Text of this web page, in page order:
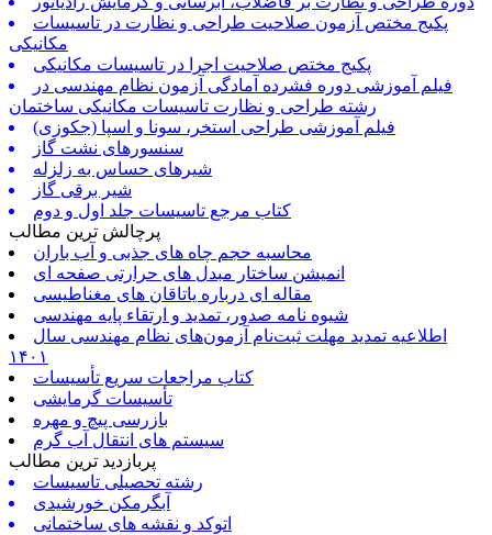
پکیج مختص آزمون صلاحیت طراحی و نظارت در تاسیسات
مکانیکی
پکیج مختص صلاحیت اجرا در تاسیسات مکانیکی
فیلم آموزشی دوره فشرده آمادگی آزمون نظام مهندسی در
رشته طراحی و نظارت تاسیسات مکانیکی ساختمان
فیلم آموزشی طراحی استخر، سونا و اسپا (جکوزی)
سنسورهای نشت گاز
شیرهای حساس به زلزله
شیر برقی گاز
کتاب مرجع تاسیسات جلد اول و دوم
پرچالش ترین مطالب
محاسبه حجم چاه های جذبی و آب باران
انمیشن ساختار مبدل های حرارتی صفحه ای
مقاله ای درباره یاتاقان های مغناطیسی
شیوه نامه صدور، تمدید و ارتقاء پایه مهندسی
اطلاعیه تمدید مهلت ثبت‌نام آزمون‌های نظام مهندسی سال
۱۴۰۱
کتاب مراجعات سریع تأسیسات
تأسیسات گرمایشی
بازرسی پیچ و مهره
سیستم های انتقال آب گرم
پربازدید ترین مطالب
رشته تحصیلی تاسیسات
آبگرمکن خورشیدی
اتوکد و نقشه های ساختمانی